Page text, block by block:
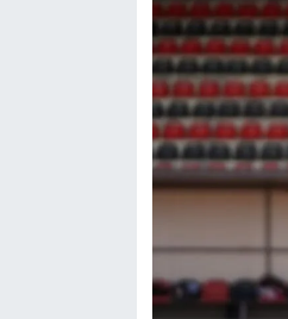
Haber Arşivi